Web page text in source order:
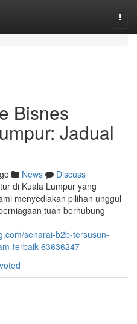
Bisnes
Jadual
News
Discuss
di Kuala Lumpur yang
menyediakan pilihan unggul
tuan berhubung
senarai-b2b-tersusun-
terbaik-63636247